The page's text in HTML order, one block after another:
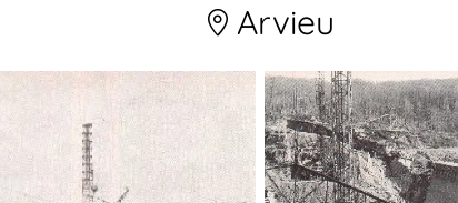
Arvieu